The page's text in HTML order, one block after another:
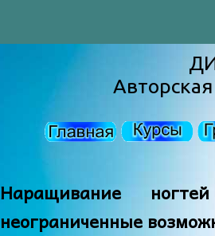
Наращивание
неограниченные